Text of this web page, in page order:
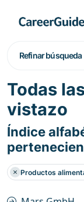
Refinar búsqueda
Todas
vistazo
Índice
Productos